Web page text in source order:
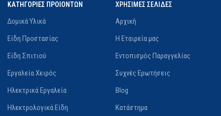
ΚΑΤΗΓΟΡΙΕΣ ΠΡΟΙΟΝΤΩΝ
Δομικά Υλικά
Είδη Προστασίας
Είδη Σπιτιού
Εργαλεία Χειρός
Ηλεκτρικά Εργαλεία
Ηλεκτρολογικά Είδη
ΧΡΗΣΙΜΕΣ ΣΕΛΙΔΕΣ
Αρχική
Η Εταιρεία μας
Εντοπισμός Παραγγελίας
Συχνές Ερωτήσεις
Blog
Κατάστημα